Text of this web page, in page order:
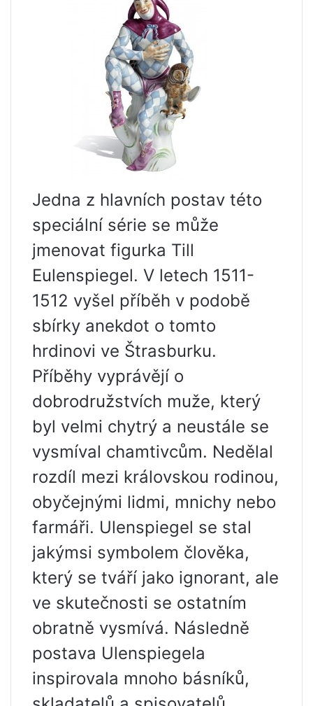
Jedna z hlavních postav této
speciální série se může
jmenovat figurka Till
Eulenspiegel. V letech 1511-
1512 vyšel příběh v podobě
sbírky anekdot o tomto
hrdinovi ve Štrasburku.
Příběhy vyprávějí o
dobrodružstvích muže, který
byl velmi chytrý a neustále se
vysmíval chamtivcům. Nedělal
rozdíl mezi královskou rodinou,
obyčejnými lidmi, mnichy nebo
farmáři. Ulenspiegel se stal
jakýmsi symbolem člověka,
který se tváří jako ignorant, ale
ve skutečnosti se ostatním
obratně vysmívá. Následně
postava Ulenspiegela
inspirovala mnoho básníků,